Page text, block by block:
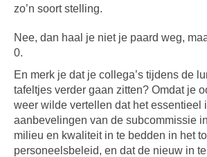
zo’n soort stelling.
Nee, dan haal je niet je paard weg,
0.
En merk je dat je collega’s tijdens de
tafeltjes verder gaan zitten? Omdat je
weer wilde vertellen dat het essentieel
aanbevelingen van de subcommissie
milieu en kwaliteit in te bedden in het
personeelsbeleid, en dat de nieuw in